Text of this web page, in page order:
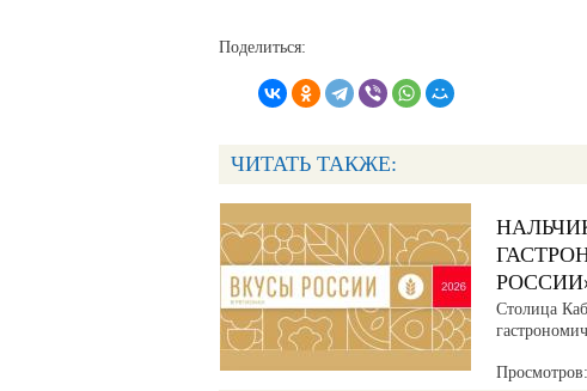
Поделиться:
ЧИТАТЬ ТАКЖЕ:
Столица